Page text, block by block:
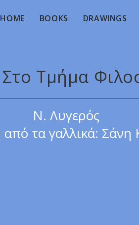
HOME BOOKS DRAWINGS
Τμήμα
Ν. Λυγερός
τα γαλλικά: Σάνη